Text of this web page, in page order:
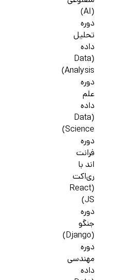
(AI)
دوره
تحلیل
داده
(Data
Analysis)
دوره
علم
داده
(Data
Science)
دوره
فرانت
اند با
ری‌اکت
(React
JS)
دوره
جنگو
(Django)
دوره
مهندسی
داده